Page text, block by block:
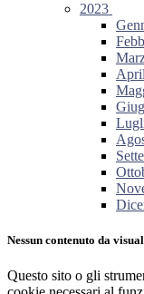
2023
Nessun contenuto da
Questo sito o gli